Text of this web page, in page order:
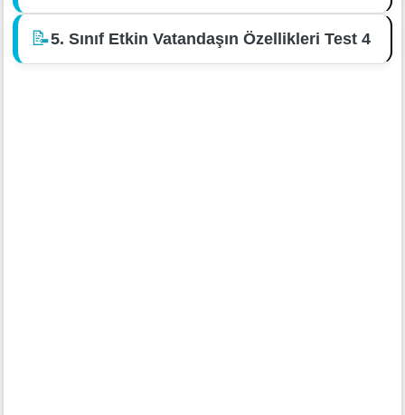
📝5. Sınıf Etkin Vatandaşın Özellikleri Test 4